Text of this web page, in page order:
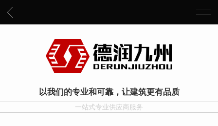
以我们的专业和可靠，让建筑更有品质
一站式专业供应商服务